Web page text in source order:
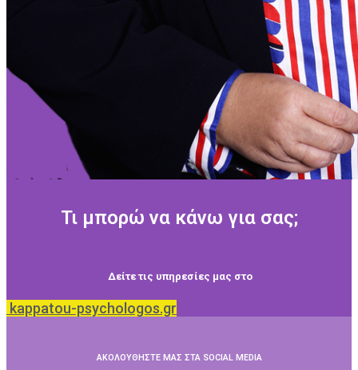
Τι μπορώ να κάνω για σας;
Δείτε τις υπηρεσίες μας στο
kappatou-psychologos.gr
ΑΚΟΛΟΥΘΗΣΤΕ ΜΑΣ ΣΤΑ SOCIAL MEDIA